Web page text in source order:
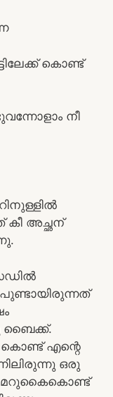
കൊണ്ട്
നീ
കീ അച്ഛന്
ബൈക്ക്.
കൊണ്ട് എന്റെ
ഒരു
മറുകൈകൊണ്ട്